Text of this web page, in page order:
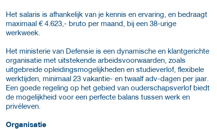
Het salaris is afhankelijk van je kennis en ervaring, en bedraagt
maximaal € 4.623,- bruto per maand, bij een 38-urige
werkweek.
Het ministerie van Defensie is een dynamische en klantgerichte
organisatie met uitstekende arbeidsvoorwaarden, zoals
uitgebreide opleidingsmogelijkheden en studieverlof, flexibele
werktijden, minimaal 23 vakantie- en twaalf adv-dagen per jaar.
Een goede regeling op het gebied van ouderschapsverlof biedt
de mogelijkheid voor een perfecte balans tussen werk en
privéleven.
Organisatie